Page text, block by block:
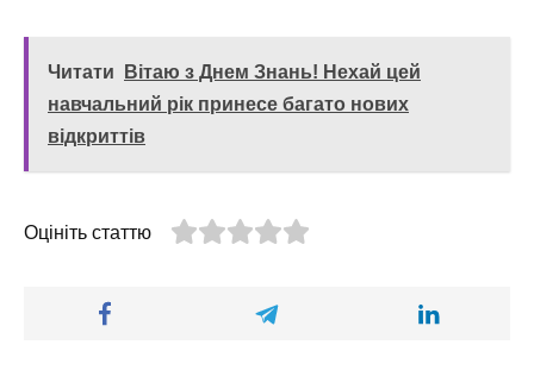
Читати
Вітаю з Днем Знань! Нехай цей
навчальний рік принесе багато нових
відкриттів
Оцініть статтю